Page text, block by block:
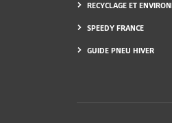
RECYCLAGE ET
SPEEDY FRANCE
GUIDE PNEU HIVER